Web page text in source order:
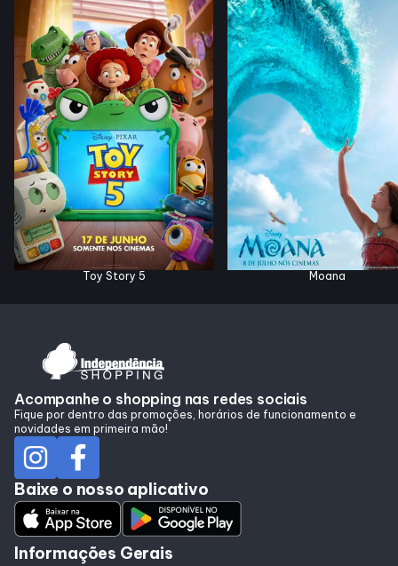
Horários
Entretenimento
Cinema
Eventos
Fique Por Dentro
Lojas
Alimentação
Programa de Benefícios
Toy Story 5 Moana
Acompanhe o shopping nas redes sociais
Fique por dentro das promoções, horários de funcionamento e
novidades em primeira mão!
Baixe o nosso aplicativo
Informações Gerais